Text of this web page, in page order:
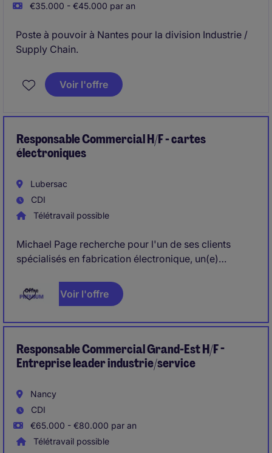
€35.000 - €45.000 par an
Poste à pouvoir à Nantes pour la division Industrie /
Supply Chain.
Voir l'offre
Responsable Commercial H/F - cartes
électroniques
Lubersac
CDI
Télétravail possible
Michael Page recherche pour l'un de ses clients
spécialisés en fabrication électronique, un(e)
l'activité sur différents secteurs.
Voir l'offre
Responsable Commercial Grand-Est H/F -
Entreprise leader industrie/service
Nancy
CDI
€65.000 - €80.000 par an
Télétravail possible